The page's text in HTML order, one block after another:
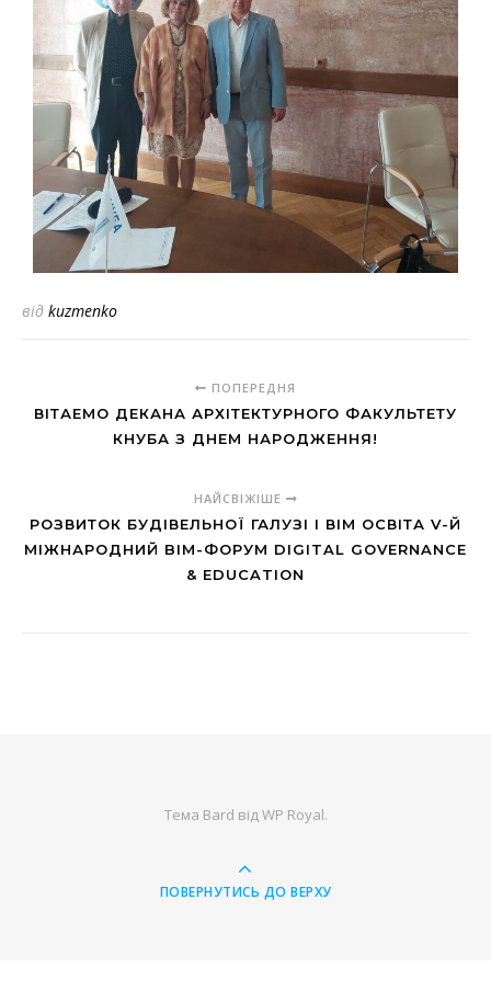
від kuzmenko
ПОПЕРЕДНЯ
ВIТАЕМО ДЕКАНА АРХIТЕКТУРНОГО ФАКУЛЬТЕТУ
КНУБА З ДНЕМ НАРОДЖЕННЯ!
НАЙСВІЖІШЕ
РОЗВИТОК БУДІВЕЛЬНОЇ ГАЛУЗІ І ВІМ ОСВІТА V-Й
МІЖНАРОДНИЙ BIM-ФОРУМ DIGITAL GOVERNANCE
& EDUCATION
Тема Bard відWP Royal.
ПОВЕРНУТИСЬ ДО ВЕРХУ